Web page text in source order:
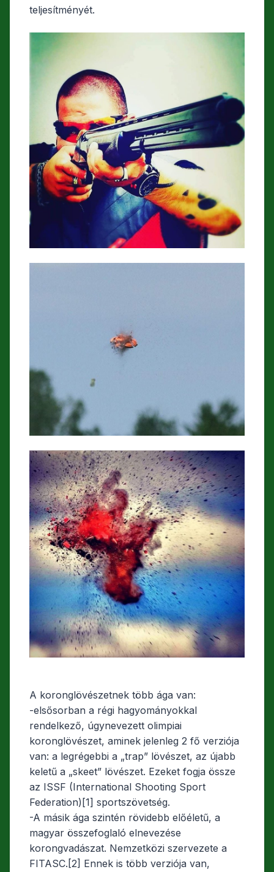
teljesítményét.
A koronglövészetnek több ága van:
-elsősorban a régi hagyományokkal
rendelkező, úgynevezett olimpiai
koronglövészet, aminek jelenleg 2 fő verziója
van: a legrégebbi a „trap” lövészet, az újabb
keletű a „skeet” lövészet. Ezeket fogja össze
az ISSF (International Shooting Sport
Federation)[1] sportszövetség.
-A másik ága szintén rövidebb előéletű, a
magyar összefoglaló elnevezése
korongvadászat. Nemzetközi szervezete a
FITASC.[2] Ennek is több verziója van,